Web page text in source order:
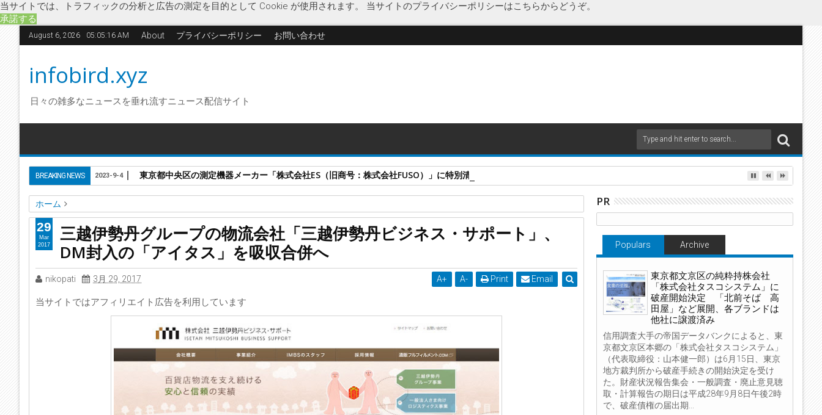
当サイトでは、トラフィックの分析と広告の測定を目的として Cookie が使用されます。 当サイトのプライバシーポリシーはこちらからどうぞ。
承諾する
August 6, 2026 05:05:17 AM About プライバシーポリシー お問い合わせ
infobird.xyz
日々の雑多なニュースを垂れ流すニュース配信サイト
BREAKING NEWS 東京都中央区の測定機器メーカー「株式会社ES（旧商号：株式会社FUSO）」に特別清算開始決定 事業はA-Gas Japanが承継
2023-9-4
ホーム
M&A
アイタス 企業合併 吸収合併 経済 三越伊勢丹 三越伊勢丹ビジネス・サポート
物流ソリューション
三越伊勢丹グループの物流会社「三越伊勢丹ビジネス・サポート」、DM封入の「アイタス」を吸収合併へ
三越伊勢丹グループの物流会社「三越伊勢丹ビジネス・サポート」、
DM封入の「アイタス」を吸収合併へ
nikopati 3月 29, 2017 A+ A- Print Email
当サイトではアフィリエイト広告を利用しています
29
Mar
2017
PR
Populars Archive
東京都文京区の純粋持株会社
「株式会社タスコシステム」に
破産開始決定 「北前そば 高
田屋」など展開、各ブランドは
他社に譲渡済み
信用調査大手の帝国データバンクによると、東
京都文京区本郷の「株式会社タスコシステム」
（代表取締役：山本健一郎）は6月15日、東京
地方裁判所から破産手続きの開始決定を受け
た。財産状況報告集会・一般調査・廃止意見聴
取・計算報告の期日は平成28年9月8日午後2時
で、破産債権の届出期...